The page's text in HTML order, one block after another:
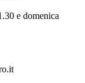
e domenica